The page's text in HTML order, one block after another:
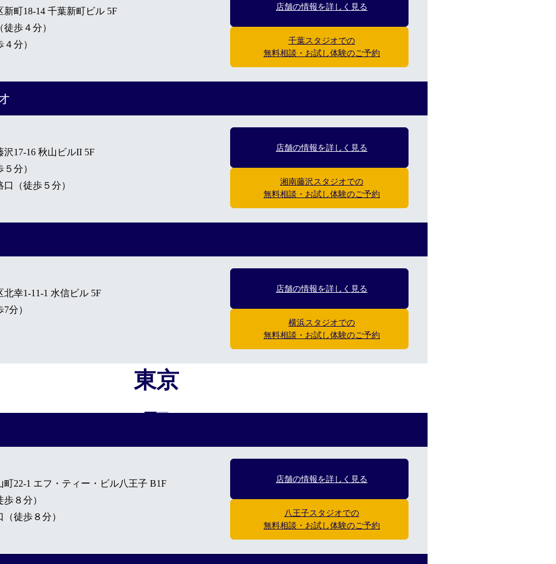
町18-14 千葉新町ビル 5F
歩４分）
分）
店舗の情報を詳しく見る
千葉スタジオでの
無料相談・お試し体験のご予約
17-16 秋山ビルII 5F
分）
（徒歩５分）
店舗の情報を詳しく見る
湘南藤沢スタジオでの
無料相談・お試し体験のご予約
幸1-11-1 水信ビル 5F
分）
店舗の情報を詳しく見る
横浜スタジオでの
無料相談・お試し体験のご予約
東京
22-1 エフ・ティー・ビル八王子 B1F
８分）
徒歩８分）
店舗の情報を詳しく見る
八王子スタジオでの
無料相談・お試し体験のご予約